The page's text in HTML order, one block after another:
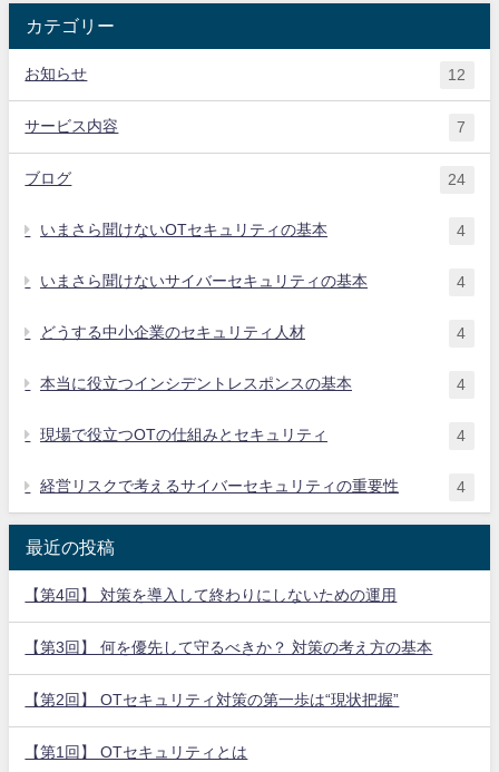
カテゴリー
お知らせ 12
サービス内容 7
ブログ 24
いまさら聞けないOTセキュリティの基本 4
いまさら聞けないサイバーセキュリティの基本 4
どうする中小企業のセキュリティ人材 4
本当に役立つインシデントレスポンスの基本 4
現場で役立つOTの仕組みとセキュリティ 4
経営リスクで考えるサイバーセキュリティの重要性 4
最近の投稿
【第4回】 対策を導入して終わりにしないための運用
【第3回】 何を優先して守るべきか？ 対策の考え方の基本
【第2回】 OTセキュリティ対策の第一歩は“現状把握”
【第1回】 OTセキュリティとは